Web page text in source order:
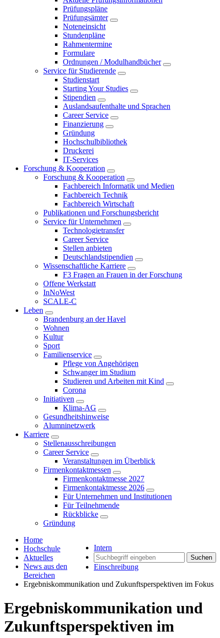
Prüfungspläne
Prüfungsämter
Noteneinsicht
Stundenpläne
Rahmentermine
Formulare
Ordnungen / Modulhandbücher
Service für Studierende
Studienstart
Starting Your Studies
Stipendien
Auslandsaufenthalte und Sprachen
Career Service
Finanzierung
Gründung
Hochschulbibliothek
Druckerei
IT-Services
Forschung & Kooperation
Forschung & Kooperation
Fachbereich Informatik und Medien
Fachbereich Technik
Fachbereich Wirtschaft
Publikationen und Forschungsbericht
Service für Unternehmen
Technologietransfer
Career Service
Stellen anbieten
Deutschlandstipendien
Wissenschaftliche Karriere
F3 Fragen an Frauen in der Forschung
Offene Werkstatt
InNoWest
SCALE-C
Leben
Brandenburg an der Havel
Wohnen
Kultur
Sport
Familienservice
Pflege von Angehörigen
Schwanger im Studium
Studieren und Arbeiten mit Kind
Corona
Initiativen
Klima-AG
Gesundheitshinweise
Alumninetzwerk
Karriere
Stellenausschreibungen
Career Service
Veranstaltungen im Überblick
Firmenkontaktmessen
Firmenkontaktmesse 2027
Firmenkontaktmesse 2026
Für Unternehmen und Institutionen
Für Teilnehmende
Rückblicke
Gründung
Intern
Suchen
Einschreibung
Home
Hochschule
Aktuelles
News aus den
Bereichen
Ergebniskommunikation und Zukunftsperspektiven im Fokus
Ergebniskommunikation und
Zukunftsperspektiven im